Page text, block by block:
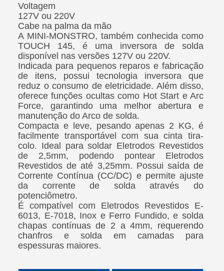
Voltagem
127V ou 220V
Cabe na palma da mão
A MINI-MONSTRO, também conhecida como
TOUCH 145, é uma inversora de solda
disponível nas versões 127V ou 220V.
Indicada para pequenos reparos e fabricação
de itens, possui tecnologia inversora que
reduz o consumo de eletricidade. Além disso,
oferece funções ocultas como Hot Start e Arc
Force, garantindo uma melhor abertura e
manutenção do Arco de solda.
Compacta e leve, pesando apenas 2 KG, é
facilmente transportável com sua cinta tira-
colo. Ideal para soldar Eletrodos Revestidos
de 2,5mm, podendo pontear Eletrodos
Revestidos de até 3,25mm. Possui saída de
Corrente Contínua (CC/DC) e permite ajuste
da corrente de solda através do
potenciômetro.
É compatível com Eletrodos Revestidos E-
6013, E-7018, Inox e Ferro Fundido, e solda
chapas contínuas de 2 a 4mm, requerendo
chanfros e solda em camadas para
espessuras maiores.